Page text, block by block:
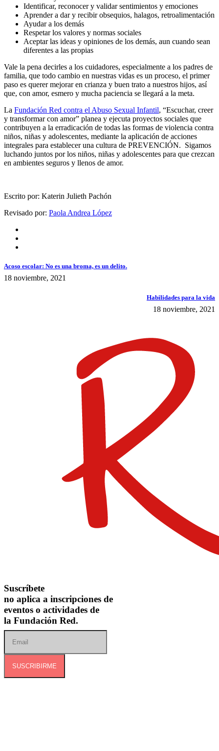
Identificar, reconocer y validar sentimientos y emociones
Aprender a dar y recibir obsequios, halagos, retroalimentación
Ayudar a los demás
Respetar los valores y normas sociales
Aceptar las ideas y opiniones de los demás, aun cuando sean
diferentes a las propias
Vale la pena decirles a los cuidadores, especialmente a los padres de
familia, que todo cambio en nuestras vidas es un proceso, el primer
paso es querer mejorar en crianza y buen trato a nuestros hijos, así
que, con amor, esmero y mucha paciencia se llegará a la meta.
La Fundación Red contra el Abuso Sexual Infantil, “Escuchar, creer
y transformar con amor” planea y ejecuta proyectos sociales que
contribuyen a la erradicación de todas las formas de violencia contra
niños, niñas y adolescentes, mediante la aplicación de acciones
integrales para establecer una cultura de PREVENCIÓN. Sigamos
luchando juntos por los niños, niñas y adolescentes para que crezcan
en ambientes seguros y llenos de amor.
Escrito por: Katerin Julieth Pachón
Revisado por: Paola Andrea López
Acoso escolar: No es una broma, es un delito.
18 noviembre, 2021
Habilidades para la vida
18 noviembre, 2021
Suscríbete
no aplica a inscripciones de
eventos o actividades de
la Fundación Red.
SUSCRIBIRME